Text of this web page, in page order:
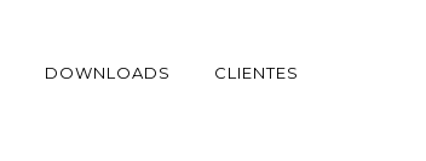
DOWNLOADS CLIENTES